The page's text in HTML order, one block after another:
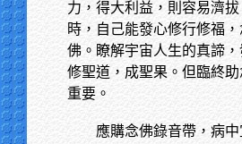
力，得大利益，則容易濟
時，自己能發心修行修福
佛。瞭解宇宙人生的真諦，
修聖道，成聖果。但臨終
重要。
應購念佛錄音帶，病中